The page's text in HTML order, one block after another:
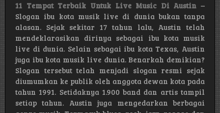
11 Tempat Terbaik Untuk Live Music Di Austin –
Slogan ibu kota musik live di dunia bukan tanpa
alasan. Sejak sekitar 17 tahun lalu, Austin telah
mendeklarasikan dirinya sebagai ibu kota musik
live di dunia. Selain sebagai ibu kota Texas, Austin
juga ibu kota musik live dunia. Benarkah demikian?
Slogan tersebut telah menjadi slogan resmi sejak
diumumkan ke publik oleh anggota dewan kota pada
tahun 1991. Setidaknya 1.900 band dan artis tampil
setiap tahun. Austin juga mengedarkan berbagai